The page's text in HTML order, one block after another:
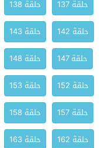
حلقة 137 حلقة 138
حلقة 142
حلقة 143
حلقة 147
حلقة 148
حلقة 152
حلقة 153
حلقة 157
حلقة 158
حلقة 162
حلقة 163